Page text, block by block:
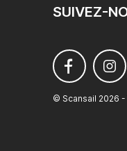
SUIVEZ-
© Scansail 2026